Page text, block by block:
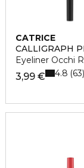
CATRICE
CALLIGRAPH
Eyeliner Occhi
3,99 € 4.8 63